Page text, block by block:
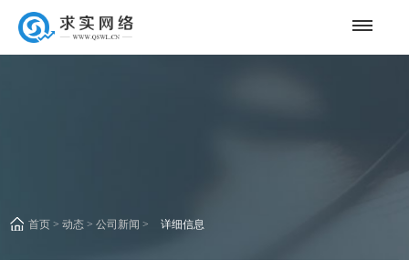
首页 >动态 >公司新闻 > 详细信息